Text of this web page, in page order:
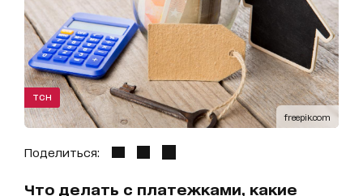
freepik.com
ТСН
Поделиться:
Что делать с платежками, какие